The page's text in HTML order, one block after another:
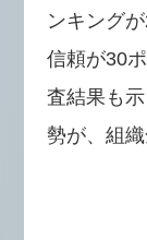
ンキング
信頼が30
査結果も
勢が、組